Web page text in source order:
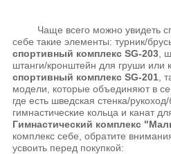
Чаще всего можно увидеть
себе такие элементы: турник/
спортивный комплекс SG-203 ,
штанги/кронштейн для груши или
спортивный комплекс SG-201 ,
модели, которые объединяют в
где есть шведская стенка/
гимнастические кольца и канат
Гимнастический комплекс
комплекс себе, обратите
усвоить перед покупкой: